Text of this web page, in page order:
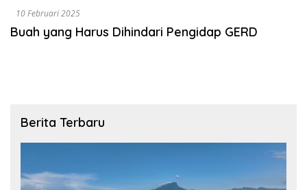
10 Februari 2025
Buah yang Harus Dihindari Pengidap GERD
Berita Terbaru